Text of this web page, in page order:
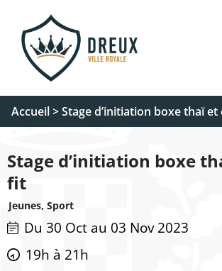
Accueil>Stage d’initiation boxe thaï
Stage d’initiation boxe
fit
Jeunes, Sport
Du 30 Oct au 03 Nov 2023
19h à 21h